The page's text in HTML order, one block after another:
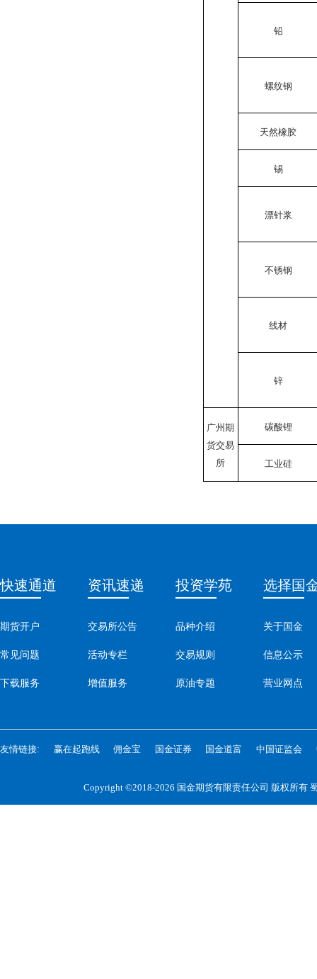
铅
螺纹钢
天然橡胶
锡
漂针浆
不锈钢
线材
锌
广州期
货交易
所
碳酸锂
工业硅
快速通道
期货开户
常见问题
下载服务
资讯速递
交易所公告
活动专栏
增值服务
投资学苑
品种介绍
交易规则
原油专题
选择国
关于国金
信息公示
营业网点
友情链接: 赢在起跑线 佣金宝 国金证券 国金道富 中国证监会
Copyright ©2018-2026 国金期货有限责任公司 版权所有